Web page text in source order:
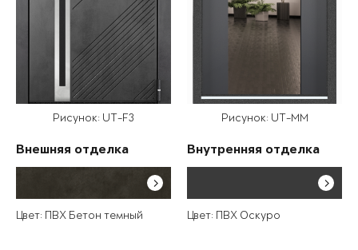
Рисунок: UT-F3
Внешняя отделка
Цвет: ПВХ Бетон темный
Рисунок: UT-MM
Внутренняя отделка
Цвет: ПВХ Оскуро